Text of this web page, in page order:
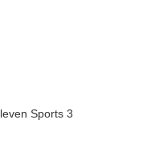
Sports 3